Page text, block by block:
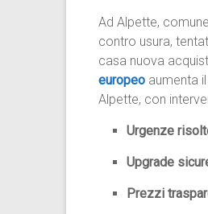
Ad Alpette,
contro usura,
casa nuova
europeo aumenta
Alpette, con
Urgenze
Upgrade
Prezzi